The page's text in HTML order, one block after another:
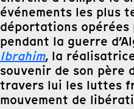
événements les plus
déportations opérées
pendant la guerre
Ibrahim, la
souvenir de son père
travers lui les luttes
mouvement de